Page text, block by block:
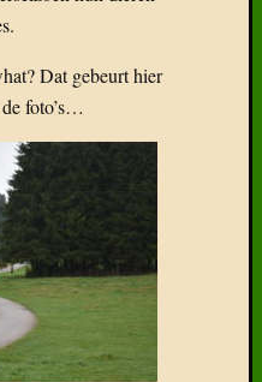
losgebroken
in de bovistop.
daar op, lopen en
en in hun natuurlijk